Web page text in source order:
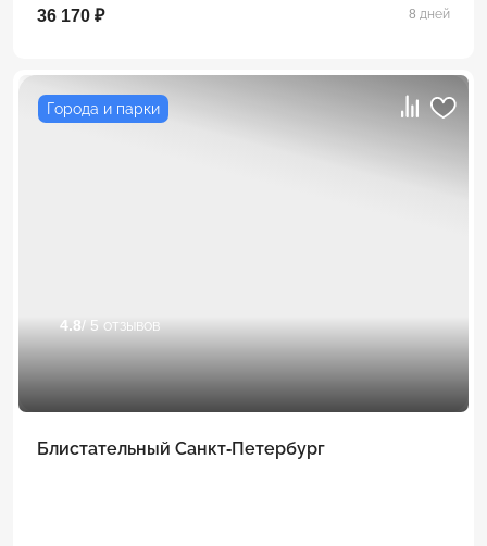
36 170 ₽ 8 дней
Города и парки
4.8/ 5 отзывов
Блистательный Санкт-Петербург